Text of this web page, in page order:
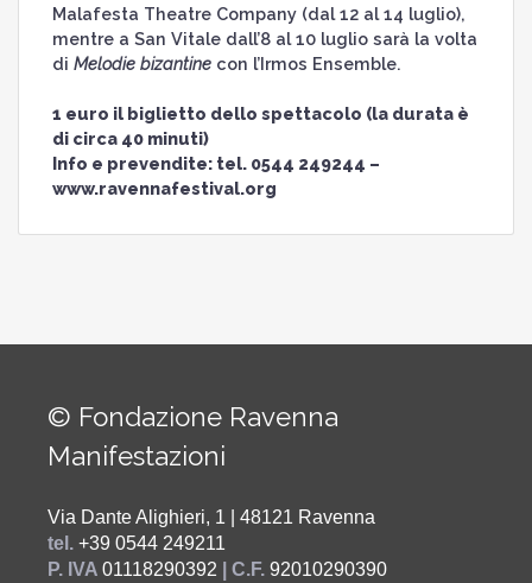
Malafesta Theatre Company (dal 12 al 14 luglio),
mentre a San Vitale dall’8 al 10 luglio sarà la volta
di Melodie bizantinecon l’Irmos Ensemble.
1 euro il biglietto dello spettacolo (la durata è
di circa 40 minuti)
Info e prevendite: tel. 0544 249244 –
www.ravennafestival.org
© Fondazione Ravenna
Manifestazioni
Via Dante Alighieri, 1 | 48121 Ravenna
tel. +39 0544 249211
P. IVA 01118290392 | C.F. 92010290390